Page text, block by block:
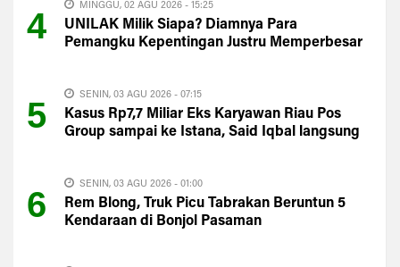
4
MINGGU, 02 AGU 2026 - 15:25
UNILAK Milik Siapa? Diamnya Para
Pemangku Kepentingan Justru Memperbesar
5
SENIN, 03 AGU 2026 - 07:15
Kasus Rp7,7 Miliar Eks Karyawan Riau Pos
Group sampai ke Istana, Said Iqbal langsung
6
SENIN, 03 AGU 2026 - 01:00
Rem Blong, Truk Picu Tabrakan Beruntun 5
Kendaraan di Bonjol Pasaman